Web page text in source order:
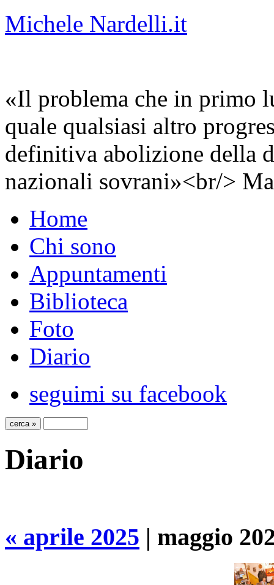
Michele Nardelli.it
«Il problema che in primo
quale qualsiasi altro
definitiva abolizione della
nazionali sovrani»<br/>
Home
Chi sono
Appuntamenti
Biblioteca
Foto
Diario
seguimi su facebook
Diario
« aprile 2025 | maggio